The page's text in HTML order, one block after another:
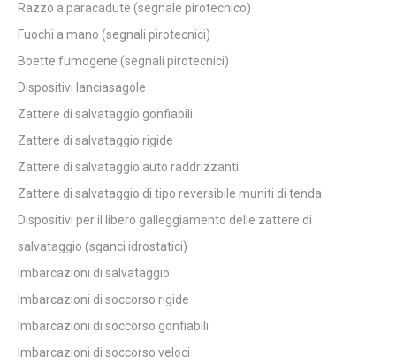
Razzo a paracadute (segnale pirotecnico)
Fuochi a mano (segnali pirotecnici)
Boette fumogene (segnali pirotecnici)
Dispositivi lanciasagole
Zattere di salvataggio gonfiabili
Zattere di salvataggio rigide
Zattere di salvataggio auto raddrizzanti
Zattere di salvataggio di tipo reversibile muniti di tenda
Dispositivi per il libero galleggiamento delle zattere di
salvataggio (sganci idrostatici)
Imbarcazioni di salvataggio
Imbarcazioni di soccorso rigide
Imbarcazioni di soccorso gonfiabili
Imbarcazioni di soccorso veloci